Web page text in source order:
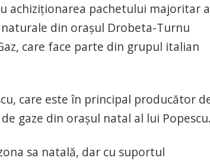
achiziționarea pachetului majoritar
din orașul Drobeta-Turnu
care face parte din grupul italian
care este în principal producător
gaze din orașul natal al lui
sa natală, dar cu suportul